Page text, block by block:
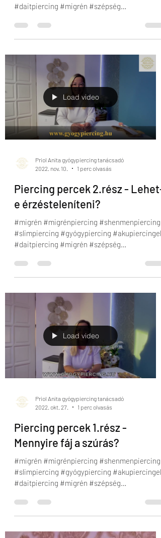
#daitpiercing #migrén #szépség
Load video
Priol Anita gyógypiercing tanácsadó
2022. nov. 10.
1 perc olvasás
Piercing percek 2.rész - Lehet-
e érzésteleníteni?
#migrén #migrénpiercing #shenmenpiercing
#slimpiercing #gyógypiercing #akupiercingek
#daitpiercing #migrén #szépség
Load video
Priol Anita gyógypiercing tanácsadó
2022. okt. 27.
1 perc olvasás
Piercing percek 1.rész -
Mennyire fáj a szúrás?
#migrén #migrénpiercing #shenmenpiercing
#slimpiercing #gyógypiercing #akupiercingek
#daitpiercing #migrén #szépség